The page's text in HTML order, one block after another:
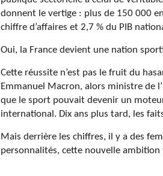
donnent le vertige : plus de 150 000
chiffre d’affaires et 2,7 % du PIB
Oui, la France devient une nation
Cette réussite n’est pas le fruit du
Emmanuel Macron, alors ministre de
que le sport pouvait devenir un
international. Dix ans plus tard, les
Mais derrière les chiffres, il y a des
personnalités, cette nouvelle ambition